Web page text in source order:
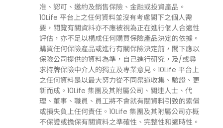
准、認可、邀約及銷售保險、金融或投資產品。
10Life 平台上之任何資料並沒有考慮閣下之個人需
要，閱覽有關資料亦不應被視為正在進行個人合適性
評估，亦不足以構成任何購買保險產品決定的依據。
購買任何保險產品或進行有關保險決定前，閣下應以
保險公司提供的資料為準，自己進行研究，及/或尋
求持牌保險中介人的獨立及專業意見。10Life 平台上
之任何資料是以最大努力從不同渠道收集、驗證、更
新而成。10Life 集團及其附屬公司、關連人士、代
理、董事、職員、員工將不會就有關資料引致的索償
或損失負上任何責任。10Life 集團及其附屬公司亦概
不保證或擔保有關資料之準確性、完整性和適時性。